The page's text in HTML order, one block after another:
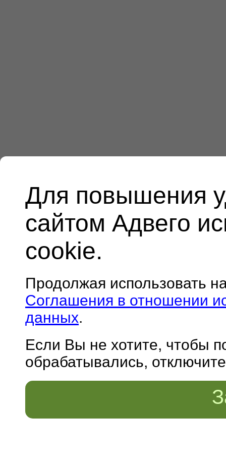
Для повышения
сайтом Адвего
cookie.
Продолжая использовать
Соглашения в отношении
данных.
Если Вы не хотите, чтобы
обрабатывались,